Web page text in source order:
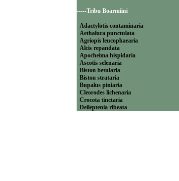
-----Tribu Boarmiini
Adactylotis contaminaria
Aethalura punctulata
Agriopis leucophaearia
Alcis repandata
Apocheima hispidaria
Ascotis selenaria
Biston betularia
Biston strataria
Bupalus piniaria
Cleorodes lichenaria
Crocota tinctaria
Deileptenia ribeata